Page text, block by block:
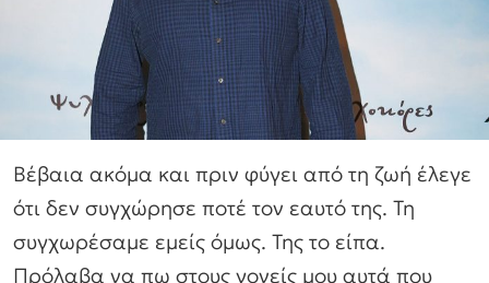
Βέβαια ακόμα και πριν φύγει από τη ζωή έλεγε
ότι δεν συγχώρησε ποτέ τον εαυτό της. Τη
συγχωρέσαμε εμείς όμως. Της το είπα.
Πρόλαβα να πω στους γονείς μου αυτά που